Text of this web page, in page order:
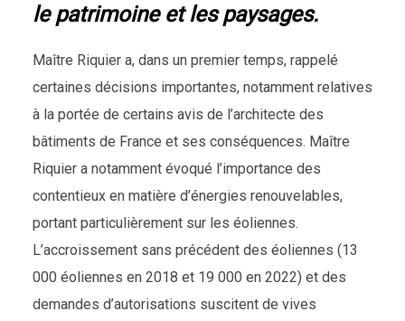
le patrimoine et les paysages.
Maître Riquier a, dans un premier temps, rappelé
certaines décisions importantes, notamment relatives
à la portée de certains avis de l’architecte des
bâtiments de France et ses conséquences. Maître
Riquier a notamment évoqué l’importance des
contentieux en matière d’énergies renouvelables,
portant particulièrement sur les éoliennes.
L’accroissement sans précédent des éoliennes (13
000 éoliennes en 2018 et 19 000 en 2022) et des
demandes d’autorisations suscitent de vives